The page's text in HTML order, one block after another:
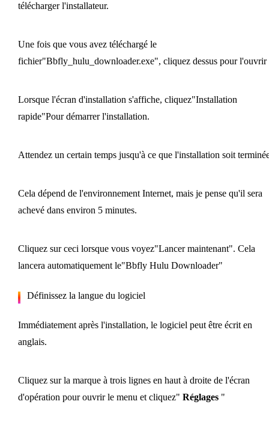
télécharger l'installateur.
Une fois que vous avez téléchargé le
fichier"Bbfly_hulu_downloader.exe", cliquez dessus pour l'ouvrir
Lorsque l'écran d'installation s'affiche, cliquez"Installation
rapide"Pour démarrer l'installation.
Attendez un certain temps jusqu'à ce que l'installation soit
Cela dépend de l'environnement Internet, mais je pense qu'il sera
achevé dans environ 5 minutes.
Cliquez sur ceci lorsque vous voyez"Lancer maintenant". Cela
lancera automatiquement le"Bbfly Hulu Downloader"
Définissez la langue du logiciel
Immédiatement après l'installation, le logiciel peut être écrit en
anglais.
Cliquez sur la marque à trois lignes en haut à droite de l'écran
d'opération pour ouvrir le menu et cliquez" Réglages "